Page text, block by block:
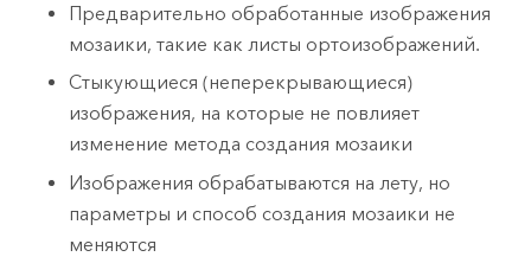
Предварительно обработанные изображения
мозаики, такие как листы ортоизображений.
Стыкующиеся (неперекрывающиеся)
изображения, на которые не повлияет
изменение метода создания мозаики
Изображения обрабатываются на лету, но
параметры и способ создания мозаики не
меняются